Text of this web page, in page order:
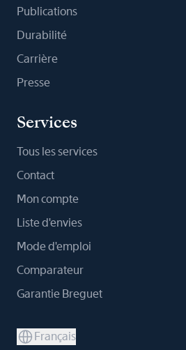
Publications
Durabilité
Carrière
Presse
Services
Tous les services
Contact
Mon compte
Liste d'envies
Mode d'emploi
Comparateur
Garantie Breguet
Français